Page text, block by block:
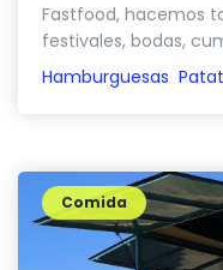
Fastfood, hacemos
festivales, bodas,
Hamburguesas
Comida